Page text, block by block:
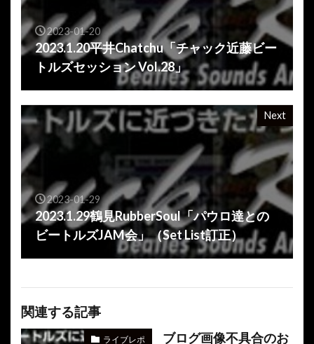
2023-01-20
2023.1.20平井Chatchu「チャック近藤ビー
トルズセッション Vol.28」
Next
2023-01-29
2023.1.29鶴見RubberSoul「パウロ達との
ビートルズJAM会」（Set List訂正）
関連する記事
ライブレポ
ブログ画像不具合のお